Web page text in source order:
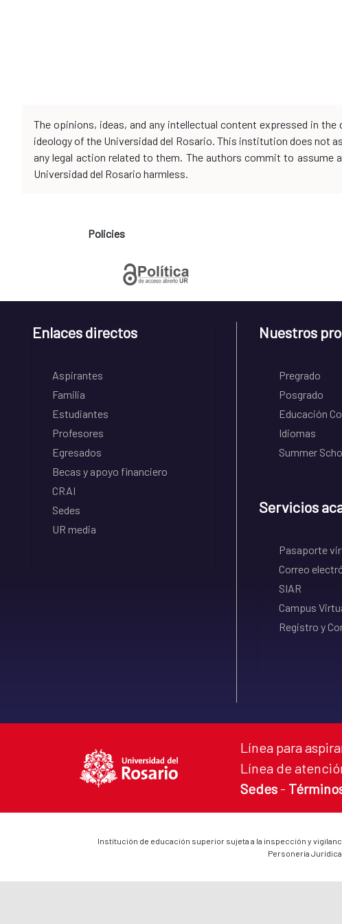
The opinions, ideas, and any intellectual content expressed in
ideology of the Universidad del Rosario. This institution does not
any legal action related to them. The authors commit to
Universidad del Rosario harmless.
Policies
Enlaces directos
Aspirantes
Familia
Estudiantes
Profesores
Egresados
Becas y apoyo financiero
CRAI
Sedes
UR media
Nuestros
Pregrado
Posgrado
Educación
Idiomas
Summer
Servicios
Pasaporte
Correo
SIAR
Campus
Registro y
Línea para
Línea de
Sedes -
Institución de educación superior sujeta a la inspección y
Personería